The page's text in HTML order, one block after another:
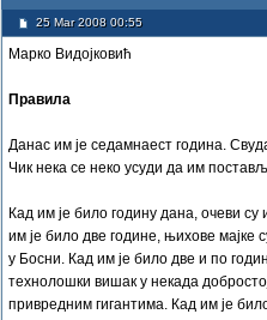
25 Mar 2008 00:55
Марко Видојковић
Правила
Данас им је седамнаест година.
Чик нека се неко усуди да им
Кад им је било годину дана, очеви
им је било две године, њихове мајке
у Босни. Кад им је било две и по
технолошки вишак у некада
привредним гигантима. Кад им је